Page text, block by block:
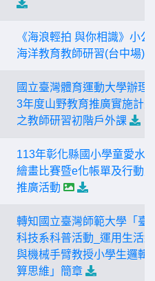
《海浪輕拍 與你相識》小公
海洋教育教師研習(台中場)
國立臺灣體育運動大學辦理
3年度山野教育推廣實施計
之教師研習初階戶外課
113年彰化縣國小學童愛水
繪畫比賽暨e化帳單及行動
推廣活動
轉知國立臺灣師範大學「臺
科技系科普活動_運用生活
與機械手臂教授小學生邏輯
算思維」簡章